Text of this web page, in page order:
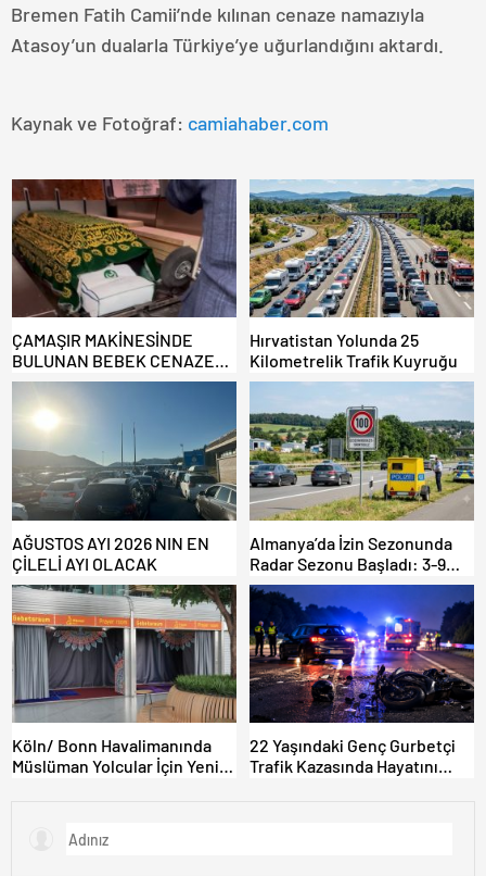
Bremen Fatih Camii’nde kılınan cenaze namazıyla
Atasoy’un dualarla Türkiye’ye uğurlandığını aktardı.
Kaynak ve Fotoğraf: camiahaber.com
ÇAMAŞIR MAKİNESİNDE
BULUNAN BEBEK CENAZESİ
ŞOK ETTİ
Hırvatistan Yolunda 25
Kilometrelik Trafik Kuyruğu
AĞUSTOS AYI 2026 NIN EN
ÇİLELİ AYI OLACAK
Almanya’da İzin Sezonunda
Radar Sezonu Başladı: 3-9
Ağustos’ta Radar Hız
Denetimi Yapılacak!
Köln/ Bonn Havalimanında
Müslüman Yolcular İçin Yeni
22 Yaşındaki Genç Gurbetçi
Trafik Kazasında Hayatını